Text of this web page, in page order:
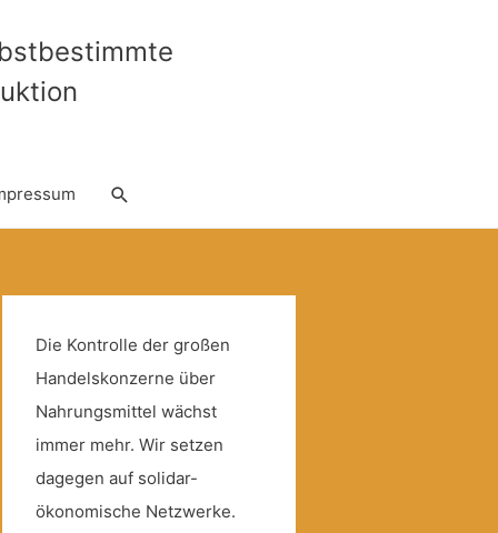
Suche
Die Kontrolle der großen
Handelskonzerne über
Nahrungsmittel wächst
immer mehr. Wir setzen
dagegen auf solidar-
ökonomische Netzwerke.